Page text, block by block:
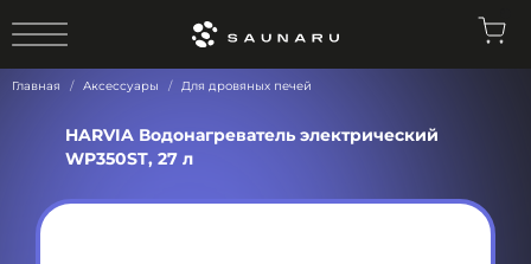
Главная Аксессуары Для дровяных печей
HARVIA Водонагреватель электрический
WP350ST, 27 л